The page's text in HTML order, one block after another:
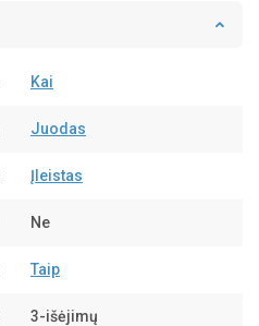
Kai
Juodas
Įleistas
Ne
Taip
3-išėjimų